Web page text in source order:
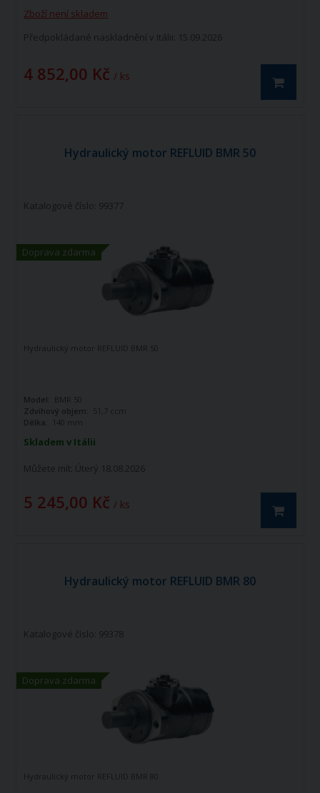
Zboží není skladem
Předpokládané naskladnění v Itálii: 15.09.2026
4 852,00 Kč / ks
Hydraulický motor REFLUID BMR 50
Doprava zdarma
Katalogové číslo: 99377
Skladem v Itálii
Můžete mít: Úterý 18.08.2026
5 245,00 Kč / ks
Hydraulický motor REFLUID BMR 50
Model: BMR 50
Zdvihový objem:
51,7 ccm
Délka:
140 mm
Hydraulický motor REFLUID BMR 80
Doprava zdarma
Katalogové číslo: 99378
Hydraulický motor REFLUID BMR 80